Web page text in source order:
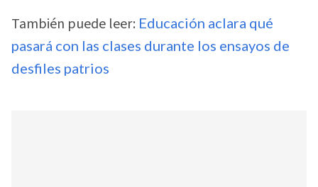
También puede leer: Educación aclara qué
pasará con las clases durante los ensayos de
desfiles patrios